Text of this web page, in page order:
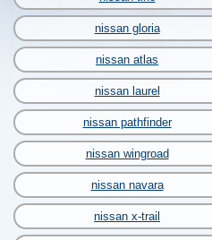
nissan gloria
nissan atlas
nissan laurel
nissan pathfinder
nissan wingroad
nissan navara
nissan x-trail